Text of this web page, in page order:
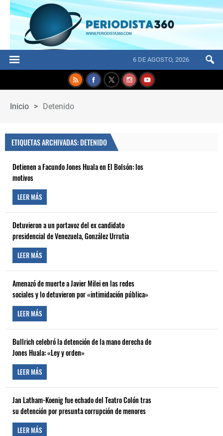
6 DE AGOSTO, 2026
Inicio > Detenido
ETIQUETAS ARCHIVADAS: DETENIDO
Detienen a Facundo Jones Huala en El Bolsón: los
motivos
LEER MÁS
Detuvieron a un portavoz del ex candidato
presidencial de Venezuela, González Urrutia
LEER MÁS
Amenazó de muerte a Javier Milei en las redes
sociales y lo detuvieron por «intimidación pública»
LEER MÁS
Bullrich celebró la detención de la mano derecha de
Jones Huala: «Ley y orden»
LEER MÁS
Jan Latham-Koenig fue echado del Teatro Colón tras
su detención por presunta corrupción de menores
LEER MÁS